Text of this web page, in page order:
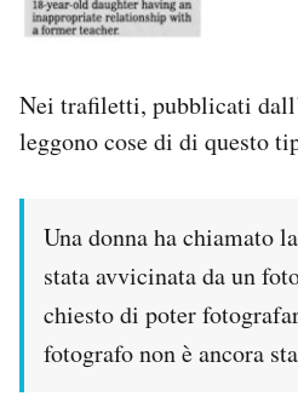
Nei trafiletti, pubblicati
leggono cose di di questo
Una donna ha chiamato
stata avvicinata da un
chiesto di poter
fotografo non è ancora